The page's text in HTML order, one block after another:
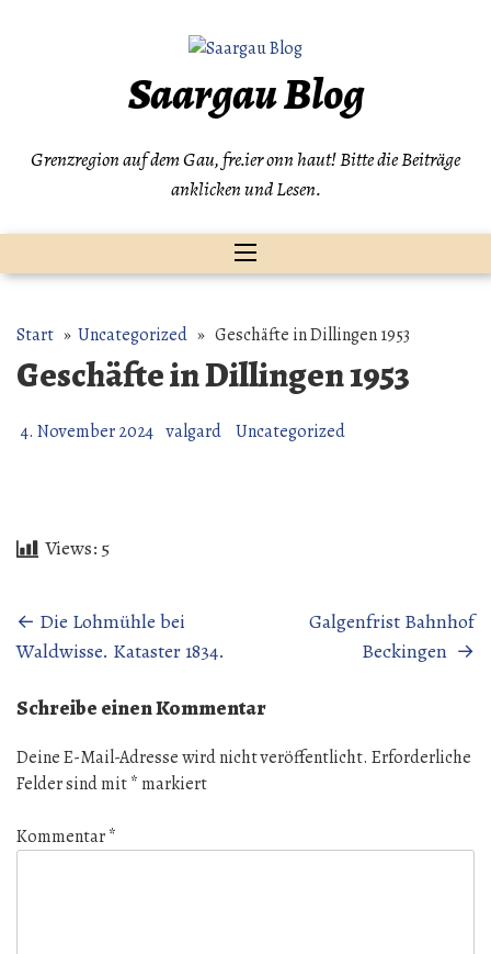
Saargau Blog
Grenzregion auf dem Gau, fre.ier onn haut! Bitte die Beiträge
anklicken und Lesen.
Start » Uncategorized » Geschäfte in Dillingen 1953
Geschäfte in Dillingen 1953
4. November 2024 valgard Uncategorized
Views: 5
Beitragsnavigation
← Die Lohmühle bei
Waldwisse. Kataster 1834.
Galgenfrist Bahnhof
Beckingen →
Schreibe einen Kommentar
Deine E-Mail-Adresse wird nicht veröffentlicht. Erforderliche
Felder sind mit* markiert
Kommentar*